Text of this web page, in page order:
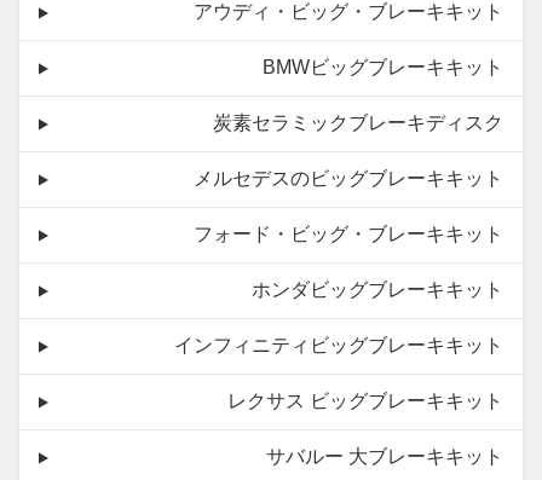
アウディ・ビッグ・ブレーキキット
BMWビッグブレーキキット
炭素セラミックブレーキディスク
メルセデスのビッグブレーキキット
フォード・ビッグ・ブレーキキット
ホンダビッグブレーキキット
インフィニティビッグブレーキキット
レクサス ビッグブレーキキット
サバルー 大ブレーキキット